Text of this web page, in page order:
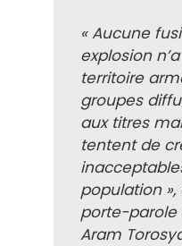
« Aucune
explosion
territoire
groupes
aux titres
tentent de
population
porte-parole
Aram